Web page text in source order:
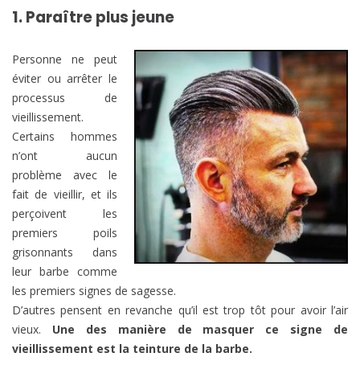
1. Paraître plus jeune
Personne ne peut
éviter ou arrêter le
processus de
vieillissement.
Certains hommes
n’ont aucun
problème avec le
fait de vieillir, et ils
perçoivent les
premiers poils
grisonnants dans
leur barbe comme
les premiers signes de sagesse.
D’autres pensent en revanche qu’il est trop tôt pour avoir l’air
vieux. Une des manière de masquer ce signe de
vieillissement est la teinture de la barbe.